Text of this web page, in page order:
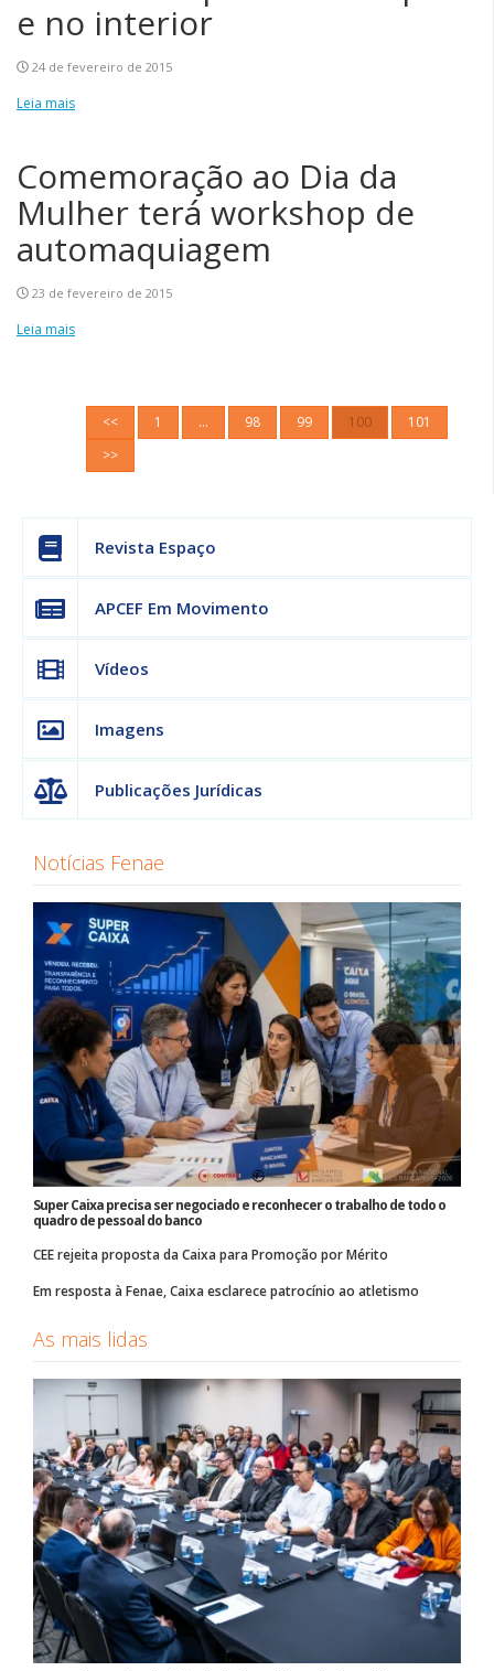
e no interior
24 de fevereiro de 2015
Leia mais
Comemoração ao Dia da
Mulher terá workshop de
automaquiagem
23 de fevereiro de 2015
Leia mais
<< 1 … 98 99 100
101
>>
Revista Espaço
APCEF Em Movimento
Vídeos
Imagens
Publicações Jurídicas
Notícias Fenae
Super Caixa precisa ser negociado e reconhecer o trabalho de todo o
quadro de pessoal do banco
CEE rejeita proposta da Caixa para Promoção por Mérito
Em resposta à Fenae, Caixa esclarece patrocínio ao atletismo
As mais lidas